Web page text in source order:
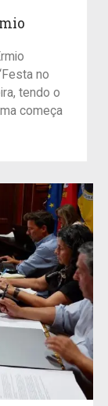
no
tendo o
começa